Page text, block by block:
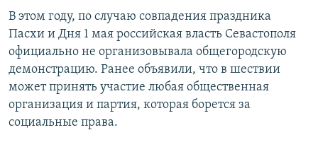
В этом году, по случаю совпадения праздника
Пасхи и Дня 1 мая российская власть Севастополя
официально не организовывала общегородскую
демонстрацию. Ранее объявили, что в шествии
может принять участие любая общественная
организация и партия, которая борется за
социальные права.